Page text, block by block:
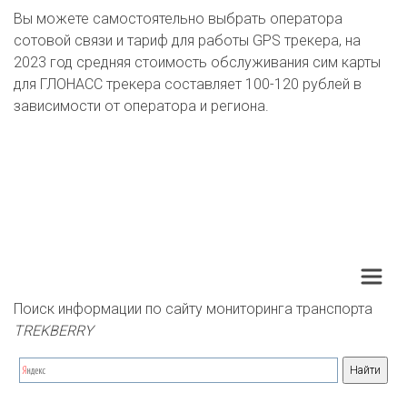
Вы можете самостоятельно выбрать оператора
сотовой связи и тариф для работы GPS трекера, на
2023 год средняя стоимость обслуживания сим карты
для ГЛОНАСС трекера составляет 100-120 рублей в
зависимости от оператора и региона.
Поиск информации по сайту мониторинга транспорта
TREKBERRY